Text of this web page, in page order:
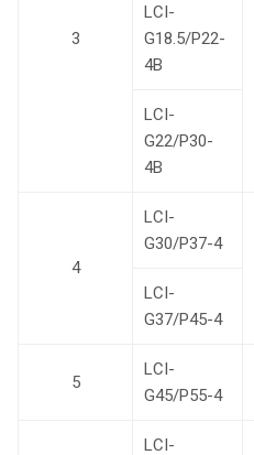
3
LCI-
G18.5/P22-
4B
LCI-
G22/P30-
4B
4
LCI-
G30/P37-4
LCI-
G37/P45-4
5
LCI-
G45/P55-4
LCI-